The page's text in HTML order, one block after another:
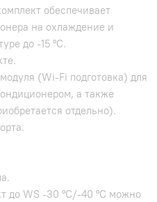
обеспечивает
на охлаждение и
до -15 °С.
(Wi-Fi подготовка) для
а также
отдельно).
до WS -30 °C/-40 °C можно